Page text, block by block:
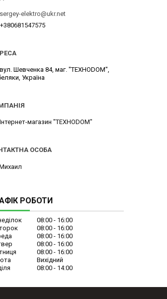
sergey-elektro@ukr.net
+380681547575
вул. Шевченка 84, маг. "ТЕХНОDOM",
Україна
Інтернет-магазин "ТЕХНОDOM"
РОБОТИ
08:00
16:00
08:00
16:00
08:00
16:00
08:00
16:00
08:00
16:00
Вихідний
08:00 14:00